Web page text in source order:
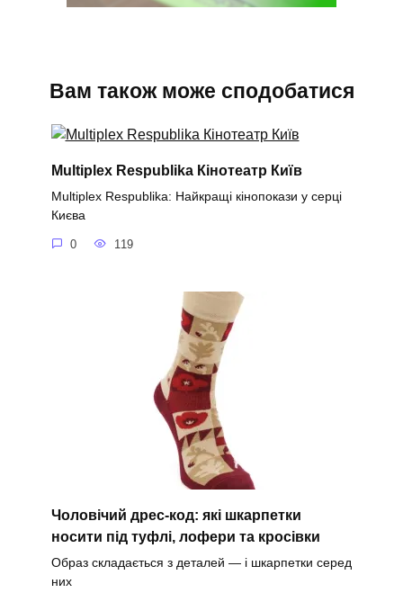
Вам також може сподобатися
Multiplex Respublika Кінотеатр Київ
Multiplex Respublika: Найкращі кінопокази у серці
Києва
0 119
Чоловічий дрес-код: які шкарпетки
носити під туфлі, лофери та кросівки
Образ складається з деталей — і шкарпетки серед
них